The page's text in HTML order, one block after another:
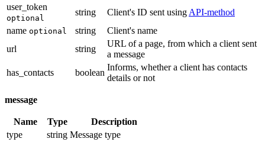
user_token
optional
string Client's ID sent using API-method
name optional string
Client's name
url
string
URL of a page, from which a client sent
a message
has_contacts
boolean
Informs, whether a client has contacts
details or not
message
Name Type
Description
type
string Message type